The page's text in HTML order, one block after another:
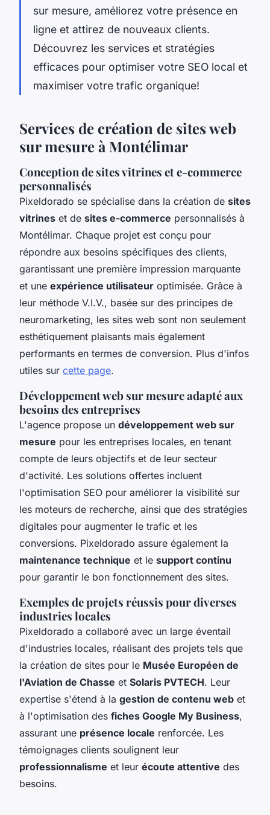
sur mesure, améliorez votre présence en
ligne et attirez de nouveaux clients.
Découvrez les services et stratégies
efficaces pour optimiser votre SEO local et
maximiser votre trafic organique!
Services de création de sites web
sur mesure à Montélimar
Conception de sites vitrines et e-commerce
personnalisés
Pixeldorado se spécialise dans la création de sites
vitrines et de sites e-commerce personnalisés à
Montélimar. Chaque projet est conçu pour
répondre aux besoins spécifiques des clients,
garantissant une première impression marquante
et une expérience utilisateur optimisée. Grâce à
leur méthode V.I.V., basée sur des principes de
neuromarketing, les sites web sont non seulement
esthétiquement plaisants mais également
performants en termes de conversion. Plus d'infos
utiles sur cette page.
Développement web sur mesure adapté aux
besoins des entreprises
L'agence propose un développement web sur
mesure pour les entreprises locales, en tenant
compte de leurs objectifs et de leur secteur
d'activité. Les solutions offertes incluent
l'optimisation SEO pour améliorer la visibilité sur
les moteurs de recherche, ainsi que des stratégies
digitales pour augmenter le trafic et les
conversions. Pixeldorado assure également la
maintenance technique et le support continu
pour garantir le bon fonctionnement des sites.
Exemples de projets réussis pour diverses
industries locales
Pixeldorado a collaboré avec un large éventail
d'industries locales, réalisant des projets tels que
la création de sites pour le Musée Européen de
l'Aviation de Chasse et Solaris PVTECH. Leur
expertise s'étend à la gestion de contenu web et
à l'optimisation des fiches Google My Business,
assurant une présence locale renforcée. Les
témoignages clients soulignent leur
professionnalisme et leur écoute attentive des
besoins.